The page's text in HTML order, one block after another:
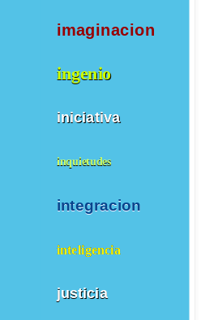
imaginacion
ingenio
iniciativa
inquietudes
integracion
inteligencia
justicia